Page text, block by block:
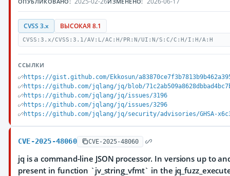
CVSS 3.x ВЫСОКАЯ 8.1
CVSS:3.x/CVSS:3.1/AV:L/AC:H/PR:N/UI:N/S:C/C:H/I:H/A:H
ССЫЛКИ
https://gist.github.com/Ekkosun/
https://github.com/jqlang/jq/blob/
https://github.com/jqlang/jq/issues/3196
https://github.com/jqlang/jq/issues/3296
https://github.com/jqlang/jq/security/advisories/GHSA-
CVE-2025-48060 CVE-2025-48060
jq is a command-line JSON processor. In versions up to
present in function `jv_string_vfmt` in the